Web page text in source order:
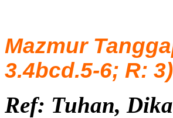
Mazmur
3.4bcd.5-6; R: 3)
Ref: Tuhan,